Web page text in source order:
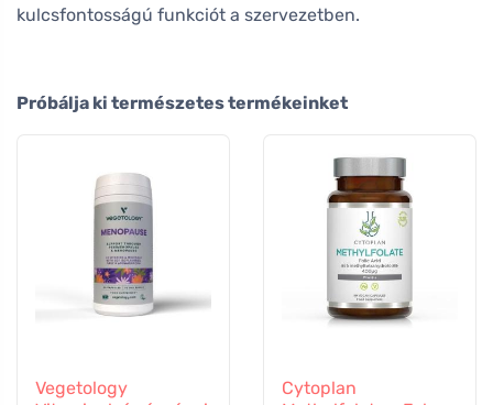
kulcsfontosságú funkciót a szervezetben.
Próbálja ki természetes termékeinket
Vegetology
Cytoplan